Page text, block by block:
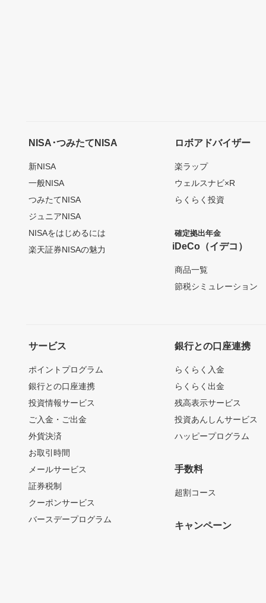
NISA･つみたてNISA
新NISA
一般NISA
つみたてNISA
ジュニアNISA
NISAをはじめるには
楽天証券NISAの魅力
ロボアドバイザー
楽ラップ
ウェルスナビ×R
らくらく投資
確定拠出年金
iDeCo（イデコ）
商品一覧
節税シミュレーション
サービス
ポイントプログラム
銀行との口座連携
投資情報サービス
ご入金・ご出金
外貨決済
お取引時間
メールサービス
証券税制
クーポンサービス
バースデープログラム
銀行との口座連携
らくらく入金
らくらく出金
残高表示サービス
投資あんしんサービス
ハッピープログラム
手数料
超割コース
キャンペーン